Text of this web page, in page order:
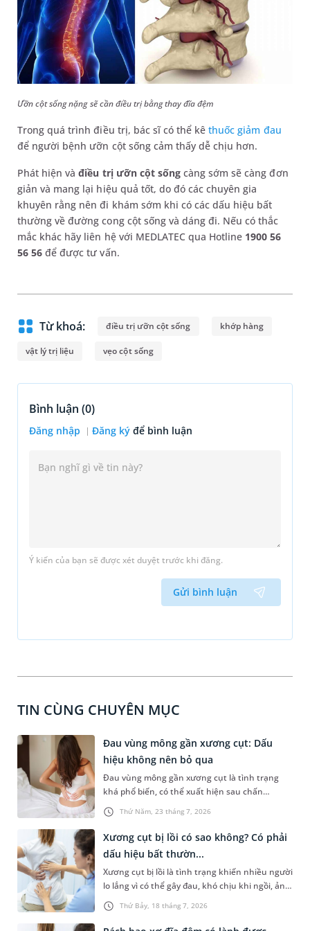
Ưỡn cột sống nặng sẽ cần điều trị bằng thay đĩa đệm
Trong quá trình điều trị, bác sĩ có thể kêthuốc giảm đau
để người bệnh ưỡn cột sống cảm thấy dễ chịu hơn.
Phát hiện vàđiều trị ưỡn cột sốngcàng sớm sẽ càng đơn
giản và mang lại hiệu quả tốt, do đó các chuyên gia
khuyên rằng nên đi khám sớm khi có các dấu hiệu bất
thường về đường cong cột sống và dáng đi. Nếu có thắc
mắc khác hãy liên hệ với MEDLATEC qua Hotline 1900 56
56 56để được tư vấn.
Từ khoá: điều trị ưỡn cột sống khớp hàng
vật lý trị liệu vẹo cột sống
Bình luận (0)
Đăng nhập Đăng ký để bình luận
Ý kiến của bạn sẽ được xét duyệt trước khi đăng.
Gửi bình luận
TIN CÙNG CHUYÊN MỤC
Thứ Năm, 23 tháng 7, 2026
Đau vùng mông gần xương cụt: Dấu
hiệu không nên bỏ qua
Đau vùng mông gần xương cụt là tình trạng
khá phổ biến, có thể xuất hiện sau chấn
thương, ngồi lâu hoặc liên quan đến các bệnh
lý cơ xương khớp và thần kinh. Cơn đau không
chỉ gây khó chịu khi vận động khi ngồi hoặc
đứng lên mà còn ảnh hưởng đáng kể đến sinh
hoạt hàng ngày. Việc xác định đúng nguyên
nhân đóng vai trò quan trọng trong quá trình
điều trị, giúp kiểm soát triệu chứng và ngăn
ngừa các biến chứng không mong muốn.
Thứ Bảy, 18 tháng 7, 2026
Xương cụt bị lồi có sao không? Có phải
dấu hiệu bất thườn...
Xương cụt bị lồi là tình trạng khiến nhiều người
lo lắng vì có thể gây đau, khó chịu khi ngồi, ảnh
hưởng đến sinh hoạt hàng ngày. Trên thực tế,
sự thay đổi hình thái này có thể xuất phát từ
đặc điểm giải phẫu tự nhiên, chấn thương hoặc